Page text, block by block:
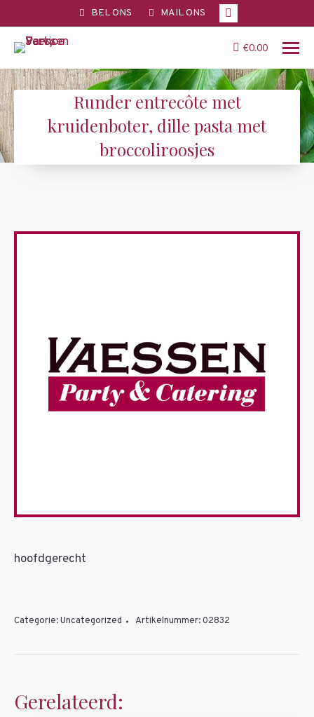
BEL ONS MAIL ONS
page
opens
in
new
window
€0.00
Runder entrecôte met
kruidenboter, dille pasta met
broccoliroosjes
You are here:
hoofdgerecht
Categorie:Uncategorized Artikelnummer:02832
Gerelateerd: